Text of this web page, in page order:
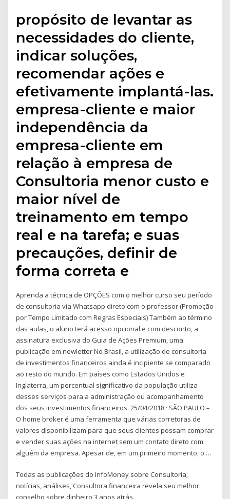
propósito de levantar as
necessidades do cliente,
indicar soluções,
recomendar ações e
efetivamente implantá-las.
empresa-cliente e maior
independência da
empresa-cliente em
relação à empresa de
Consultoria menor custo e
maior nível de
treinamento em tempo
real e na tarefa; e suas
precauções, definir de
forma correta e
Aprenda a técnica de OPÇÕES com o melhor curso seu período
de consultoria via Whatsapp direto com o professor (Promoção
por Tempo Limitado com Regras Especiais) Também ao término
das aulas, o aluno terá acesso opcional e com desconto, a
assinatura exclusiva do Guia de Ações Premium, uma
publicação em newletter No Brasil, a utilização de consultoria
de investimentos financeiros ainda é incipiente se comparado
ao resto do mundo. Em países como Estados Unidos e
Inglaterra, um percentual significativo da população utiliza
desses serviços para a administração ou acompanhamento
dos seus investimentos financeiros. 25/04/2018 · SÃO PAULO –
O home broker é uma ferramenta que várias corretoras de
valores disponibilizam para que seus clientes possam comprar
e vender suas ações na internet sem um contato direto com
alguém da empresa. Apesar de, em um primeiro momento, o …
Todas as publicações do InfoMoney sobre Consultoria;
notícias, análises, Consultora financeira revela seu melhor
conselho sobre dinheiro 3 anos atrás.